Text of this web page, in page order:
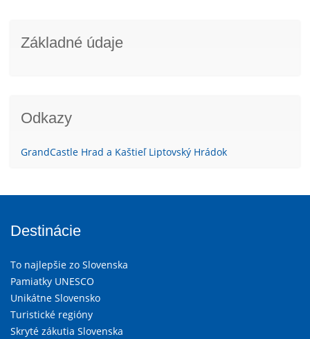
Základné údaje
Odkazy
GrandCastle Hrad a Kaštieľ Liptovský Hrádok
Destinácie
To najlepšie zo Slovenska
Pamiatky UNESCO
Unikátne Slovensko
Turistické regióny
Skryté zákutia Slovenska